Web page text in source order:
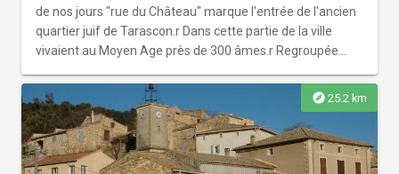
de nos jours "rue du Château" marque l'entrée de l'ancien
quartier juif de Tarascon.r Dans cette partie de la ville
vivaient au Moyen Age près de 300 âmes.r Regroupée
communauté possédait deux cimetières propres, hors de
la ville (l'un sur l'île de Jarnègues situé l'actuel boulevard
Itam, l'autre dans le quartier des Ferrages après la porte
Condamine) et une synagogue qui était implantée près
des remparts et avait son entrée sur la rue droite des
explore 25.2 km